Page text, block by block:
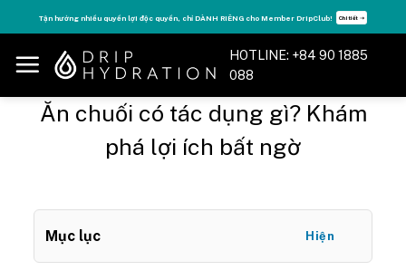
to
content
Tận hưởng nhiều quyền lợi độc quyền, chỉ DÀNH RIÊNG cho Member DripClub! Chi tiết ➝
HOTLINE: +84 90 1885
088
Ăn chuối có tác dụng gì? Khám
phá lợi ích bất ngờ
Mục lục Hiện